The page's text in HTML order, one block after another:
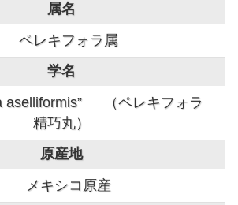
属名
ペレキフォラ属
学名
aselliformis” （ペレキフォラ
精巧丸）
原産地
メキシコ原産